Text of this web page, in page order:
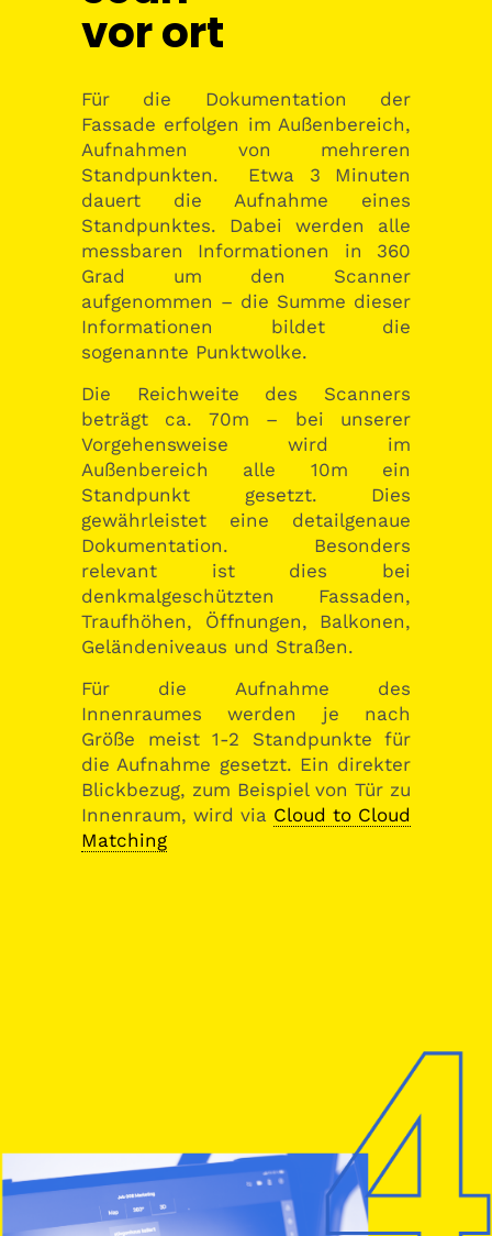
vor ort
Für die Dokumentation der
Fassade erfolgen im Außenbereich,
Aufnahmen von mehreren
Standpunkten.
Etwa 3 Minuten
dauert die Aufnahme eines
Standpunktes. Dabei werden alle
messbaren Informationen in 360
Grad um den Scanner
aufgenommen – die Summe dieser
Informationen bildet die
sogenannte Punktwolke.
Die Reichweite des Scanners
beträgt ca. 70m – bei unserer
Vorgehensweise wird im
Außenbereich alle 10m ein
Standpunkt gesetzt. Dies
gewährleistet eine detailgenaue
Dokumentation. Besonders
relevant ist dies bei
denkmalgeschützten Fassaden,
Traufhöhen, Öffnungen, Balkonen,
Geländeniveaus und Straßen.
Für die Aufnahme des
Innenraumes werden je nach
Größe meist 1-2 Standpunkte für
die Aufnahme gesetzt. Ein direkter
Blickbezug, zum Beispiel von Tür zu
Innenraum, wird via Cloud to Cloud
Matching